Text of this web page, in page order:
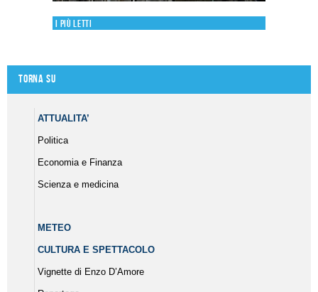
I più letti
Torna su
ATTUALITA’
Politica
Economia e Finanza
Scienza e medicina
METEO
CULTURA E SPETTACOLO
Vignette di Enzo D’Amore